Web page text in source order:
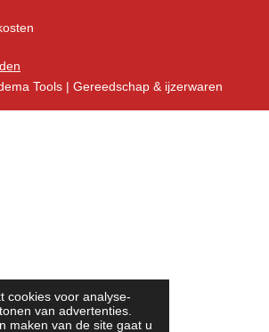
cookies voor analyse-
van advertenties.
maken van de site gaat u
Tools | Gereedschap & ijzerwaren